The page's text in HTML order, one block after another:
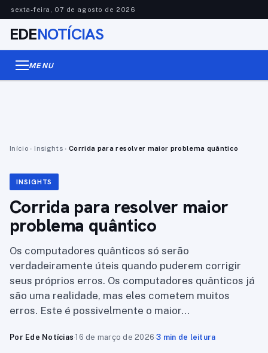
sexta-feira, 07 de agosto de 2026
EDENOTÍCIAS
MENU
Início › Insights › Corrida para resolver maior problema quântico
INSIGHTS
Corrida para resolver maior
problema quântico
Os computadores quânticos só serão
verdadeiramente úteis quando puderem corrigir
seus próprios erros. Os computadores quânticos já
são uma realidade, mas eles cometem muitos
erros. Este é possivelmente o maior…
Por Ede Notícias·16 de março de 2026·3 min de leitura